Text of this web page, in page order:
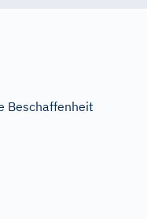
Beschaffenheit